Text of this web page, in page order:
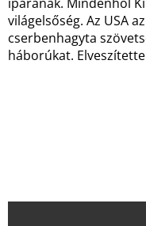
világelsőség. Az USA
cserbenhagyta
háborúkat.